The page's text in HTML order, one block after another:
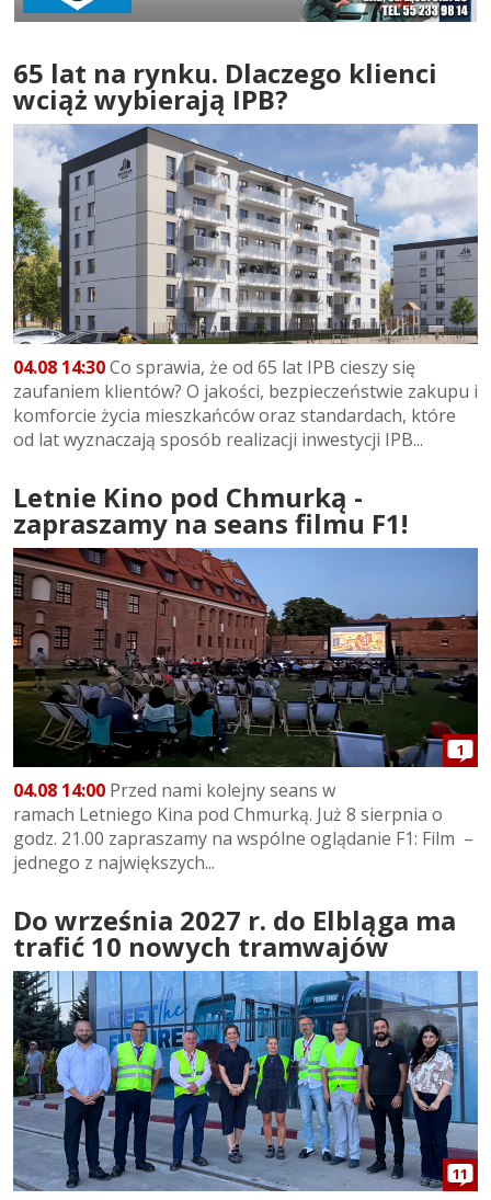
65 lat na rynku. Dlaczego klienci
wciąż wybierają IPB?
04.08 14:30Co sprawia, że od 65 lat IPB cieszy się
zaufaniem klientów? O jakości, bezpieczeństwie zakupu i
komforcie życia mieszkańców oraz standardach, które
od lat wyznaczają sposób realizacji inwestycji IPB...
Letnie Kino pod Chmurką -
zapraszamy na seans filmu F1!
1
04.08 14:00 Przed nami kolejny seans w
ramach Letniego Kina pod Chmurką. Już 8 sierpnia o
godz. 21.00 zapraszamy na wspólne oglądanie F1: Film –
jednego z największych...
Do września 2027 r. do Elbląga ma
trafić 10 nowych tramwajów
11